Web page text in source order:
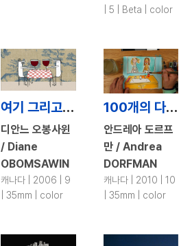
| 5 | Beta | color
여기 그리고 저기 / Here and There
디안느 오봉사윈
/ Diane
OBOMSAWIN
캐나다 | 2006 | 9
| 35mm | color
100개의 다른 코 / Flawed
안드레아 도르프
만 / Andrea
DORFMAN
캐나다 | 2010 | 10
| 35mm | color